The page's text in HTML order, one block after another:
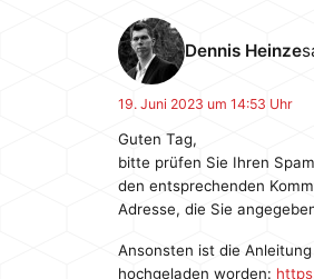
Dennis Heinze
19. Juni 2023 um 14:53 Uhr
Guten Tag,
bitte prüfen Sie Ihren
den entsprechenden
Adresse, die Sie
Ansonsten ist die
hochgeladen worden: